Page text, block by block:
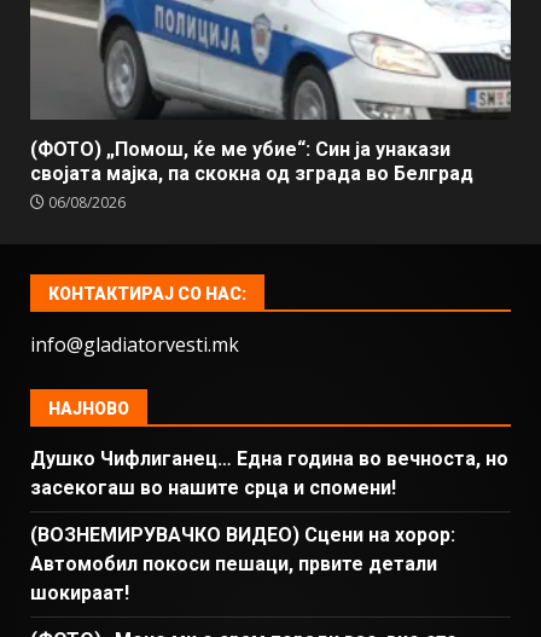
(ФОТО) „Помош, ќе ме убие“: Син ја унакази
својата мајка, па скокна од зграда во Белград
06/08/2026
КОНТАКТИРАЈ СО НАС:
info@gladiatorvesti.mk
НАЈНОВО
Душко Чифлиганец… Eдна година во вечноста, но
засекогаш во нашите срца и спомени!
(ВОЗНЕМИРУВАЧКО ВИДЕО) Сцени на хорор:
Автомобил покоси пешаци, првите детали
шокираат!